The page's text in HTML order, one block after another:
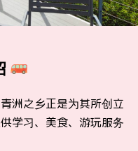
洲之乡正是为其所创立
学习、美食、游玩服务